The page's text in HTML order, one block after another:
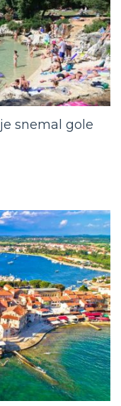
snemal gole